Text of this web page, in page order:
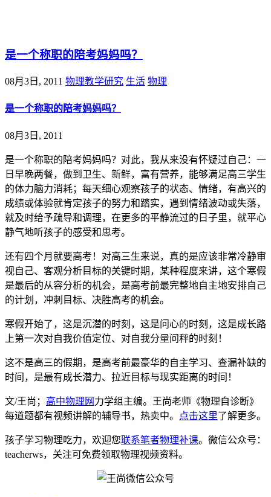
是一个称职的陪考妈妈吗？
08月3日, 2011 物理教学研究 生活 物理
是一个称职的陪考妈妈吗？
08月3日, 2011
是一个称职的陪考妈妈吗？对此，我从来没有怀疑过自己：一
日早晚两餐，做到卫生、新鲜，富有营养，能够满足高三学生
的体力脑力消耗；每天细心观察孩子的状态、情绪，有高兴的
成绩或体验就肯定孩子的努力和踏实，遇到情绪波动或失落，
就及时给予疏导和调理，在更多的平静流过的日子里，就平心
静气地听孩子的感受和思考。
还有四个月就要高考！对高三生来说，真的是应该非常冷静审
视自己、客观分析目标的关键时期，某种程度来讲，这个寒假
是最后的从容分析的机会，是高考前最完整地自主地安排自己
的计划，冲刺目标、决胜高考的机会。
寒假开始了，这是沉潜的时刻，这是问心的时刻，这是成长路
上第一次对自我价值定位、对自我分量问秤的时刻！
这不是高三的假期，是高考前最豪华的自主学习、查漏补缺的
时间，是最有成长潜力、拉近目标与现实距离的时间！
文/王尚； 高中物理网 力学组主编。王尚老师《物理自诊断》
每道题都有视频讲解的辅导书，热卖中。
点击这里了解更多。
孩子学习物理吃力，欢迎您联系笔者物理补课。微信公众号：
teacherws，关注可免费领取物理视频资料。